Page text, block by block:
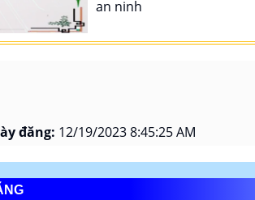
an ninh
đăng: 12/19/2023 8:45:25 AM